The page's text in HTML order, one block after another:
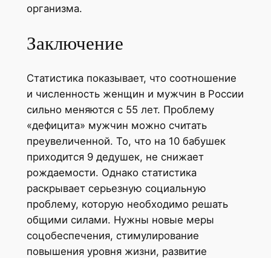
организма.
Заключение
Статистика показывает, что соотношение
и численность женщин и мужчин в России
сильно меняются с 55 лет. Проблему
«дефицита» мужчин можно считать
преувеличенной. То, что на 10 бабушек
приходится 9 дедушек, не снижает
рождаемости. Однако статистика
раскрывает серьезную социальную
проблему, которую необходимо решать
общими силами. Нужны новые меры
соцобеспечения, стимулирование
повышения уровня жизни, развитие